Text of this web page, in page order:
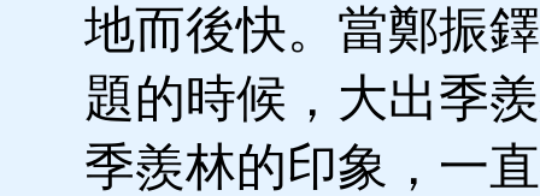
地而後快。當鄭振
題的時候，大出季
季羨林的印象，一